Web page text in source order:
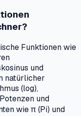
Funktionen wie
und
natürlicher
(log),
und
wie π (Pi) und